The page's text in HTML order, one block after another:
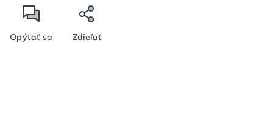
Opýtať sa Zdieľať